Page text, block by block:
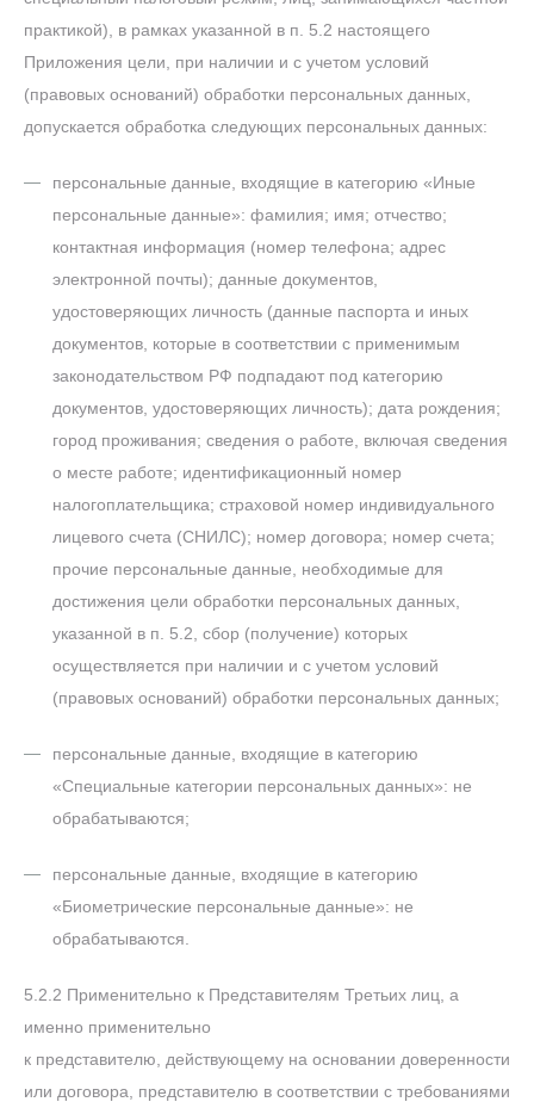
практикой), в рамках указанной в п. 5.2 настоящего
Приложения цели, при наличии и с учетом условий
(правовых оснований) обработки персональных данных,
допускается обработка следующих персональных данных:
персональные данные, входящие в категорию «Иные
персональные данные»: фамилия; имя; отчество;
контактная информация (номер телефона; адрес
электронной почты); данные документов,
удостоверяющих личность (данные паспорта и иных
документов, которые в соответствии с применимым
законодательством РФ подпадают под категорию
документов, удостоверяющих личность); дата рождения;
город проживания; сведения о работе, включая сведения
о месте работе; идентификационный номер
налогоплательщика; страховой номер индивидуального
лицевого счета (СНИЛС); номер договора; номер счета;
прочие персональные данные, необходимые для
достижения цели обработки персональных данных,
указанной в п. 5.2, сбор (получение) которых
осуществляется при наличии и с учетом условий
(правовых оснований) обработки персональных данных;
персональные данные, входящие в категорию
«Специальные категории персональных данных»: не
обрабатываются;
персональные данные, входящие в категорию
«Биометрические персональные данные»: не
обрабатываются.
5.2.2 Применительно к Представителям Третьих лиц, а
именно применительно
к представителю, действующему на основании доверенности
или договора, представителю в соответствии с требованиями